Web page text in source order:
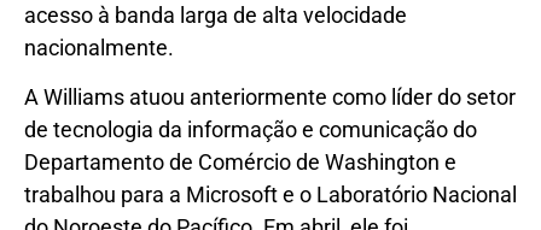
acesso à banda larga de alta velocidade
nacionalmente.
A Williams atuou anteriormente como líder do setor
de tecnologia da informação e comunicação do
Departamento de Comércio de Washington e
trabalhou para a Microsoft e o Laboratório Nacional